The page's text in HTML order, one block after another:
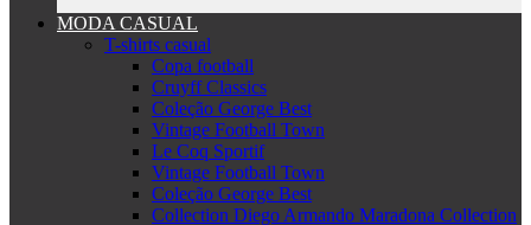
MODA CASUAL
T-shirts casual
Copa football
Cruyff Classics
Coleção George Best
Vintage Football Town
Le Coq Sportif
Vintage Football Town
Coleção George Best
Collection Diego Armando Maradona Collection